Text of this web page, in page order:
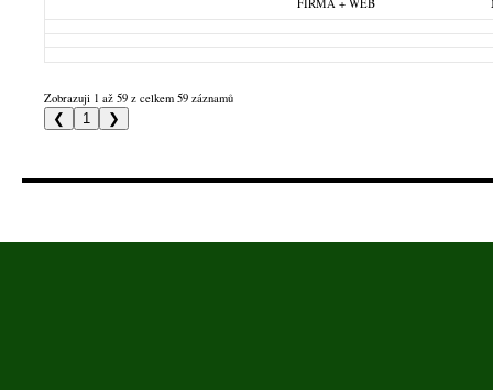
FIRMA + WEB
Zobrazuji 1 až 59 z celkem 59 záznamů
❮ 1 ❯